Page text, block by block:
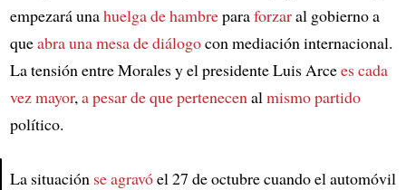
empezará unahuelga de hambreparaforzaral gobierno a
queabra una mesa de diálogocon mediación internacional.
La tensión entre Morales y el presidente Luis Arcees cada
vez mayor, a pesar de que pertenecen al mismo partido
político.
La situación se agravóel 27 de octubre cuando el automóvil